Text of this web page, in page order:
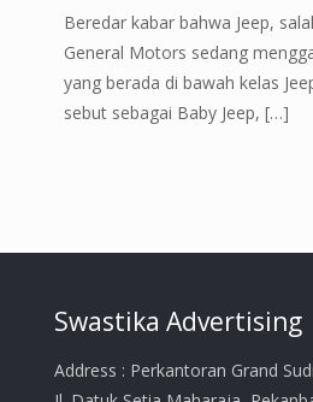
Beredar kabar bahwa Jeep,
General Motors sedang
yang berada di bawah kelas
sebut sebagai Baby Jeep, […]
Swastika Advertising
Address : Perkantoran Grand